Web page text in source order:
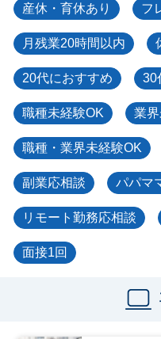
産休・育休あり フ
月残業20時間以内
20代におすすめ 30
職種未経験OK 業
職種・業界未経験OK
副業応相談 パパマ
リモート勤務応相談
面接1回